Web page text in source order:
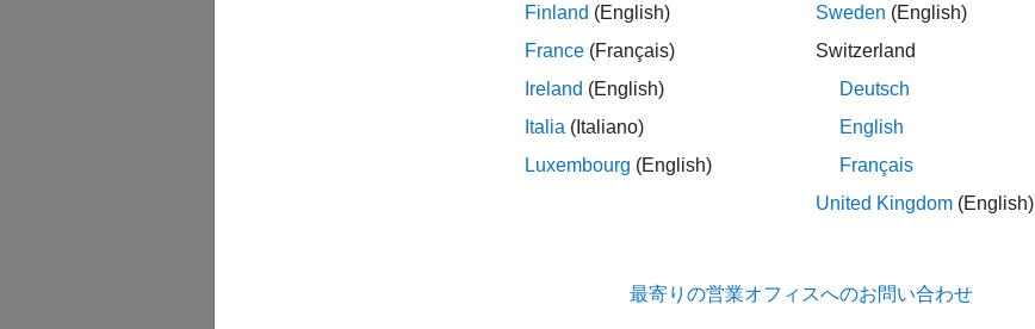
Finland (English)
France (Français)
Ireland (English)
Italia (Italiano)
Luxembourg (English)
Sweden (English)
Switzerland
Deutsch
English
Français
United Kingdom (English)
最寄りの営業オフィスへのお問い合わせ